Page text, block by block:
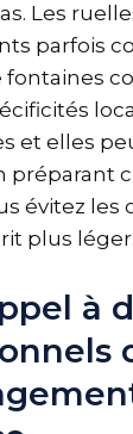
Les
parfois
fontaines
et elles
préparant
évitez les
plus léger.
à